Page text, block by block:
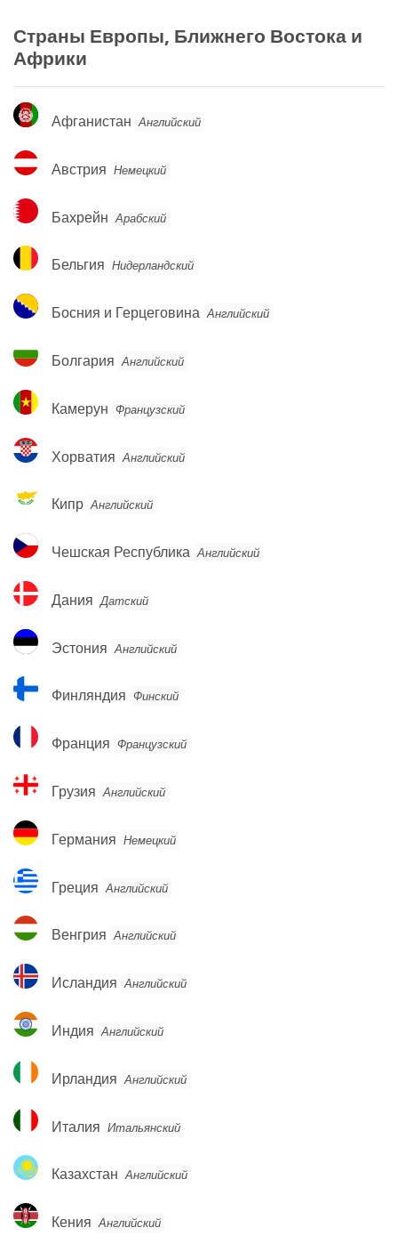
Страны Европы, Ближнего Востока и
Африки
Афганистан
Афганистан Английский
Австрия
Австрия Немецкий
Бахрейн
Бахрейн Арабский
Бельгия
Бельгия Нидерландский
Босния
и
Босния и Герцеговина Английский
Болгария
Болгария Английский
Камерун
Камерун Французский
Хорватия
Хорватия Английский
Кипр
Кипр Английский
Чешская
Республика
Чешская Республика Английский
Дания
Дания Датский
Эстония
Эстония Английский
Финляндия
Финляндия Финский
Франция
Франция Французский
Грузия
Грузия Английский
Германия
Германия Немецкий
Греция
Греция Английский
Венгрия
Венгрия Английский
Исландия
Исландия Английский
Индия
Индия Английский
Ирландия
Ирландия Английский
Италия
Италия Итальянский
Казахстан
Казахстан Английский
Кения
Кения Английский